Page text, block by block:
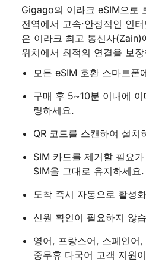
Gigago의 이라크 eSIM으로
전역에서 고속·안정적인 인
은 이라크 최고 통신사(Zain)
위치에서 최적의 연결을 보
모든 eSIM 호환 스마트폰
구매 후 5~10분 이내에
령하세요.
QR 코드를 스캔하여 설치
SIM 카드를 제거할 필요
SIM을 그대로 유지하세요.
도착 즉시 자동으로 활성
신원 확인이 필요하지 않
영어, 프랑스어, 스페인어
중무휴 다국어 고객 지원